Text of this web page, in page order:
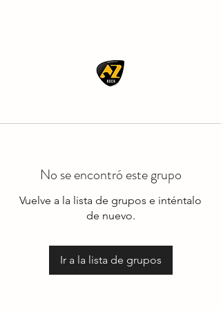
No se encontró este grupo
Vuelve a la lista de grupos e inténtalo
de nuevo.
Ir a la lista de grupos